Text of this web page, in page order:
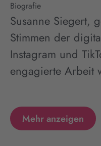
Biografie
Susanne Siegert,
Stimmen der
Instagram und
engagierte Arbeit
Mehr anzeigen